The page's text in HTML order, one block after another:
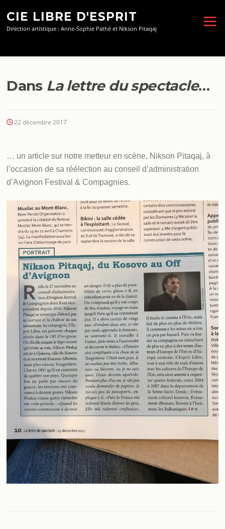
contenu
CIE LIBRE D'ESPRIT
Direction artistique : Anne-Sophie Pathé et Nikson Pitaqaj
Menu
Dans La lettre du spectacle…
22 décembre 2017
… un article sur notre metteur en scène, Nikson Pitaqaj, à
l’occasion de sa réélection au conseil d’administration
d’Avignon Festival & Compagnies.